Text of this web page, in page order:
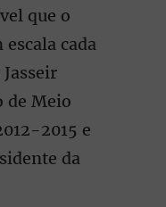
que o
cada
de Meio
2015 e
da